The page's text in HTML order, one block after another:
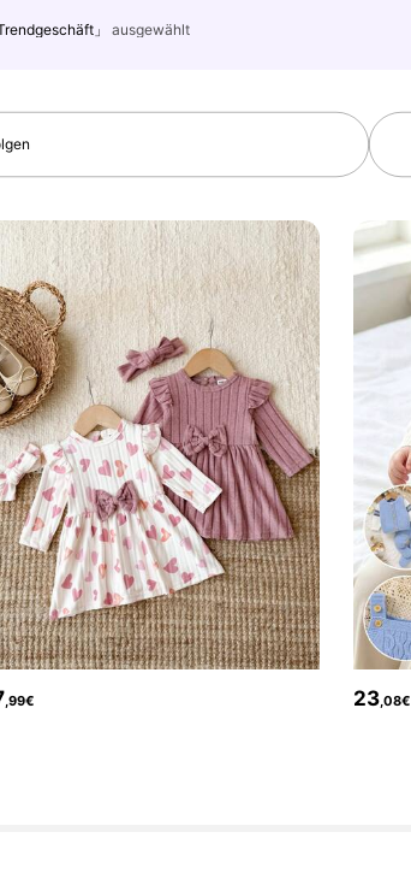
Follower
Follower
Follower
Trendgeschäft」 ausgewählt
,99€ 23,08€